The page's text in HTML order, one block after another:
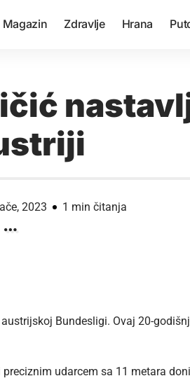
Magazin Zdravlje Hrana
2023 1 min čitanja
Bundesligi. Ovaj 20-
udarcem sa 11 metara